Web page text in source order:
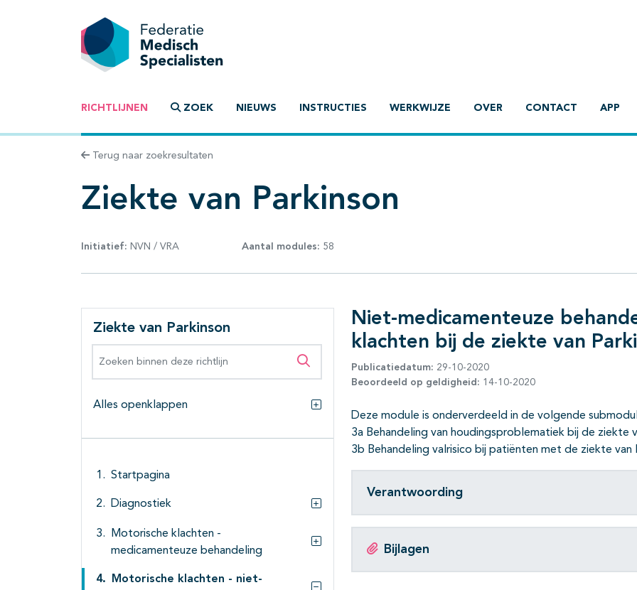
RICHTLIJNEN ZOEK NIEUWS INSTRUCTIES WERKWIJZE OVER CONTACT APP
Terug naar zoekresultaten
Ziekte van Parkinson
Initiatief: NVN / VRA Aantal modules: 58
Ziekte van Parkinson
Zoeken binnen deze richtlijn
Alles openklappen
Alles openklappen
Startpagina
Diagnostiek
Motorische klachten -
medicamenteuze behandeling
Subpagina's open- en dichtklappen
Motorische klachten - niet-
Niet-medicamenteuze
klachten bij de ziekte van
Publicatiedatum: 29-10-2020
Beoordeeld op geldigheid: 14-10-2020
Deze module is onderverdeeld in de volgende
3a Behandeling van houdingsproblematiek bij de ziekte
3b Behandeling valrisico bij patiënten met de ziekte van
Verantwoording
Bijlagen